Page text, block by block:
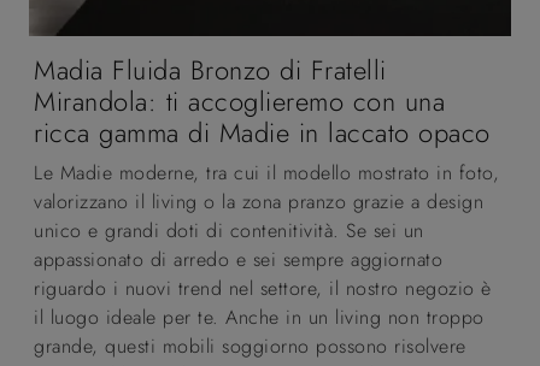
Madia Fluida Bronzo di Fratelli
Mirandola: ti accoglieremo con una
ricca gamma di Madie in laccato opaco
Le Madie moderne, tra cui il modello mostrato in foto,
valorizzano il living o la zona pranzo grazie a design
unico e grandi doti di contenitività. Se sei un
appassionato di arredo e sei sempre aggiornato
riguardo i nuovi trend nel settore, il nostro negozio è
il luogo ideale per te. Anche in un living non troppo
grande, questi mobili soggiorno possono risolvere